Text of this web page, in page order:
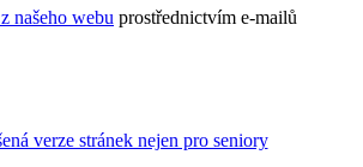
našeho webu prostřednictvím e-mailů
verze stránek nejen pro seniory